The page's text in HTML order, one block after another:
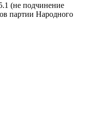
(не подчинение
партии Народного